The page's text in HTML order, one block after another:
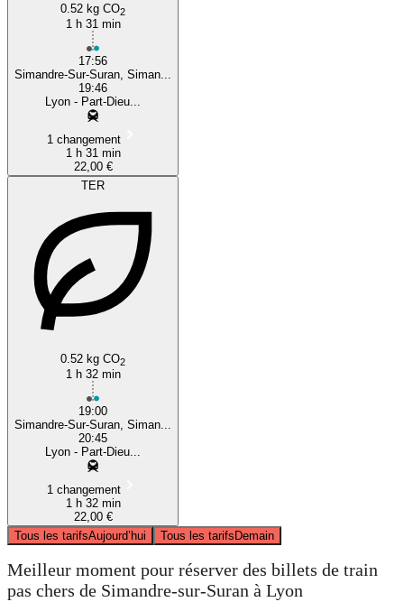
0.52 kg CO2
1 h 31 min
17:56
Simandre-Sur-Suran, Siman...
19:46
Lyon - Part-Dieu...
1 changement
1 h 31 min
22,00 €
TER
0.52 kg CO2
1 h 32 min
19:00
Simandre-Sur-Suran, Siman...
20:45
Lyon - Part-Dieu...
1 changement
1 h 32 min
22,00 €
Tous les tarifsAujourd’hui Tous les tarifsDemain
Meilleur moment pour réserver des billets de train
pas chers de Simandre-sur-Suran à Lyon